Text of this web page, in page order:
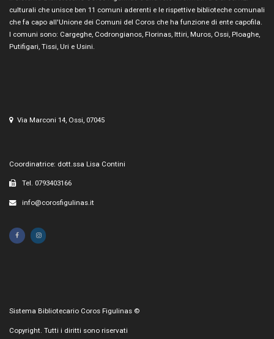
culturali che unisce ben 11 comuni aderenti e le rispettive biblioteche comunali
che fa capo all'Unione dei Comuni del Coros che ha funzione di ente capofila.
I comuni sono: Cargeghe, Codrongianos, Florinas, Ittiri, Muros, Ossi, Ploaghe,
Putifigari, Tissi, Uri e Usini.
Via Marconi 14, Ossi, 07045
Coordinatrice: dott.ssa Lisa Contini
Tel. 0793403166
info@corosfigulinas.it
Sistema Bibliotecario Coros Figulinas ©
Copyright. Tutti i diritti sono riservati